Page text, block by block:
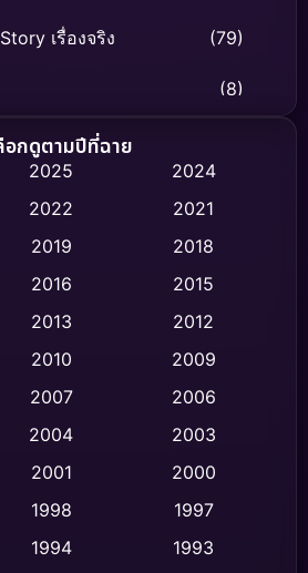
เรื่องจริง (79)
(8)
ก (47)
(446)
(520)
(10)
อกดูตามปีที่ฉาย
2025
2024
2022
2021
2019
2018
2016
2015
2013
2012
2010
2009
2007
2006
2004
2003
2001
2000
1998
1997
1994
1993